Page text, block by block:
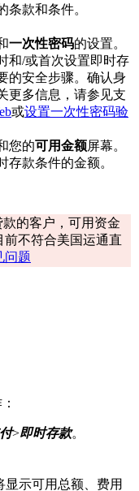
条款和条件。
一次性密码的设置。
和/或首次设置即时存
的安全步骤。确认身
更多信息，请参见支
或设置一次性密码验
您的可用金额屏幕。
款条件的金额。
款的客户，可用资金
前不符合美国运通直
问题
>即时存款。
示可用总额、费用